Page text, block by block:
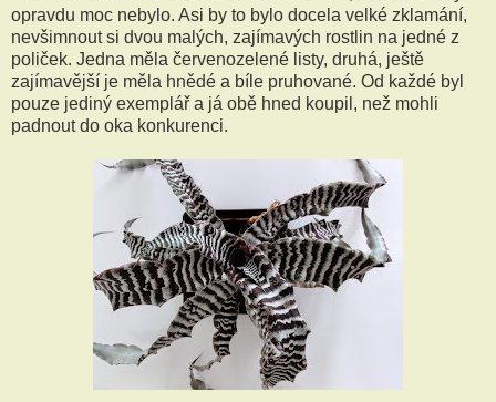
opravdu moc nebylo. Asi by to bylo docela velké zklamání,
nevšimnout si dvou malých, zajímavých rostlin na jedné z
poliček. Jedna měla červenozelené listy, druhá, ještě
zajímavější je měla hnědé a bíle pruhované. Od každé byl
pouze jediný exemplář a já obě hned koupil, než mohli
padnout do oka konkurenci.